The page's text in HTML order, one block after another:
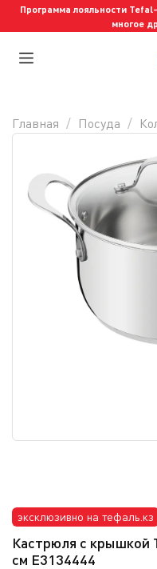
Программа лояльности
многое
эксклюзивно на тефаль.кз
Кастрюля с крышкой
см E3134444
Главная Посуда